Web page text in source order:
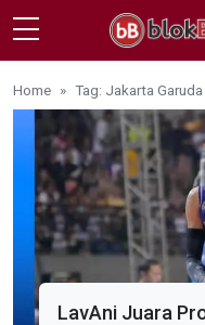
Skip to main content
Home Tag: Jakarta
LavAni Juara